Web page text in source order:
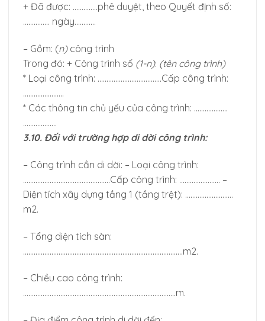
+ Đã được: …………..phê duyệt, theo Quyết định số:
…………… ngày…………
– Gồm: (n) công trình
Trong đó: + Công trình số (1-n): (tên công trình)
* Loại công trình: ………………………………Cấp công trình:
…………………..
* Các thông tin chủ yếu của công trình: ……………….
……………….
3.10. Đối với trường hợp di dời công trình:
– Công trình cần di dời: – Loại công trình:
………………………………………….Cấp công trình: ………………….. –
Diện tích xây dựng tầng 1 (tầng trệt): ………………………
m2.
– Tổng diện tích sàn:
………………………………………………………………………………m2.
– Chiều cao công trình:
…………………………………………………………………………..m.